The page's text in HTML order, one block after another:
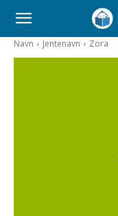
Navn Jentenavn Zora